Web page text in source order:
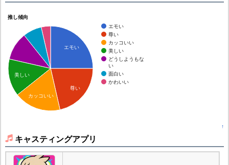
推し傾向
エモい
尊い
カッコいい
美しい
どうしようもな
い
面白い
かわいい
エモい
尊い
美しい
カッコいい
↑
キャスティングアプリ